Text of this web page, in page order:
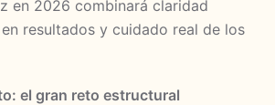
en 2026 combinará claridad
resultados y cuidado real de los
el gran reto estructural